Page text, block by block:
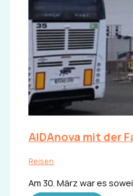
AIDAnova mit der
Reisen
Am 30. März war es